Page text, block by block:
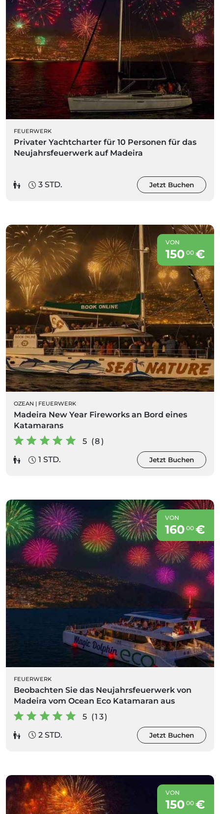
FEUERWERK
Privater Yachtcharter für 10 Personen für das
Neujahrsfeuerwerk auf Madeira
3 STD. Jetzt Buchen
VON
150 00€
OZEAN | FEUERWERK
Madeira New Year Fireworks an Bord eines
Katamarans
5 (8)
1 STD.
Jetzt Buchen
VON
160 00€
FEUERWERK
Beobachten Sie das Neujahrsfeuerwerk von
Madeira vom Ocean Eco Katamaran aus
5 (13)
2 STD.
Jetzt Buchen
VON
150 00€